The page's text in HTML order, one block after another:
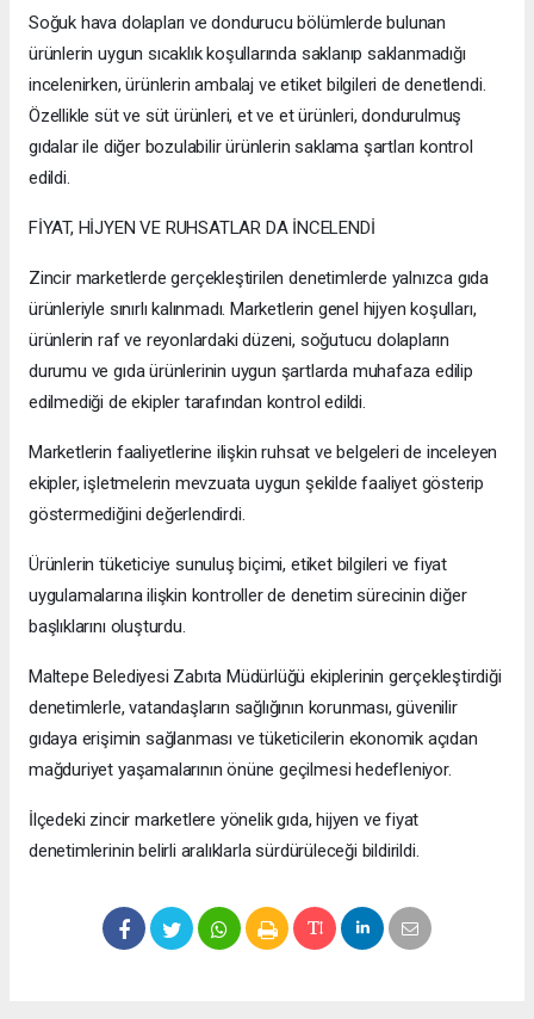
Soğuk hava dolapları ve dondurucu bölümlerde bulunan
ürünlerin uygun sıcaklık koşullarında saklanıp saklanmadığı
incelenirken, ürünlerin ambalaj ve etiket bilgileri de denetlendi.
Özellikle süt ve süt ürünleri, et ve et ürünleri, dondurulmuş
gıdalar ile diğer bozulabilir ürünlerin saklama şartları kontrol
edildi.
FİYAT, HİJYEN VE RUHSATLAR DA İNCELENDİ
Zincir marketlerde gerçekleştirilen denetimlerde yalnızca gıda
ürünleriyle sınırlı kalınmadı. Marketlerin genel hijyen koşulları,
ürünlerin raf ve reyonlardaki düzeni, soğutucu dolapların
durumu ve gıda ürünlerinin uygun şartlarda muhafaza edilip
edilmediği de ekipler tarafından kontrol edildi.
Marketlerin faaliyetlerine ilişkin ruhsat ve belgeleri de inceleyen
ekipler, işletmelerin mevzuata uygun şekilde faaliyet gösterip
göstermediğini değerlendirdi.
Ürünlerin tüketiciye sunuluş biçimi, etiket bilgileri ve fiyat
uygulamalarına ilişkin kontroller de denetim sürecinin diğer
başlıklarını oluşturdu.
Maltepe Belediyesi Zabıta Müdürlüğü ekiplerinin gerçekleştirdiği
denetimlerle, vatandaşların sağlığının korunması, güvenilir
gıdaya erişimin sağlanması ve tüketicilerin ekonomik açıdan
mağduriyet yaşamalarının önüne geçilmesi hedefleniyor.
İlçedeki zincir marketlere yönelik gıda, hijyen ve fiyat
denetimlerinin belirli aralıklarla sürdürüleceği bildirildi.